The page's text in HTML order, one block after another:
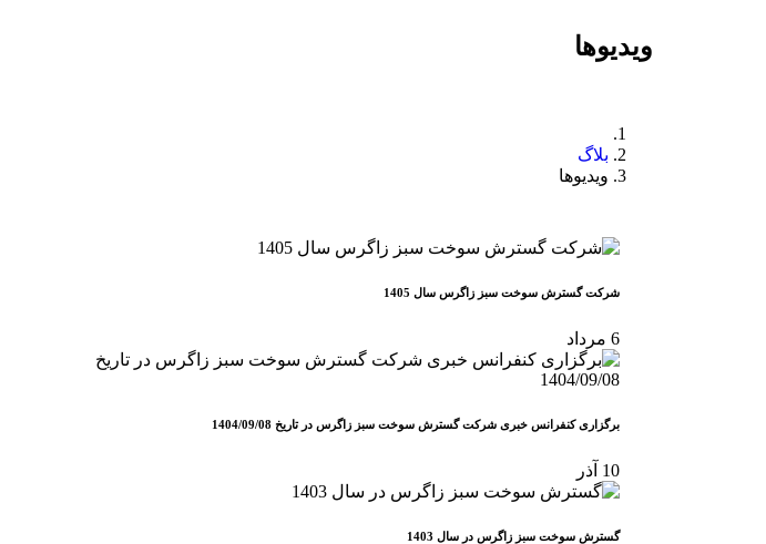
ویدیوها
بلاگ
ویدیوها
شرکت گسترش سوخت سبز زاگرس سال 1405
6 مرداد
برگزاری کنفرانس خبری شرکت گسترش سوخت سبز زاگرس در تاریخ 1404/09/08
10 آذر
گسترش سوخت سبز زاگرس در سال 1403